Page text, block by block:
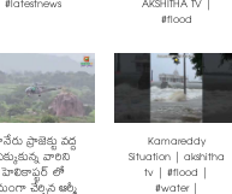
#latestnews AKSHITHA TV |
#flood
ప్రాజెక్టు వద్ద
వారిని
హెలికాప్టర్ లో
చేర్చిన ఆర్మీ
Kamareddy
Situation | akshitha
tv | #flood |
#water |